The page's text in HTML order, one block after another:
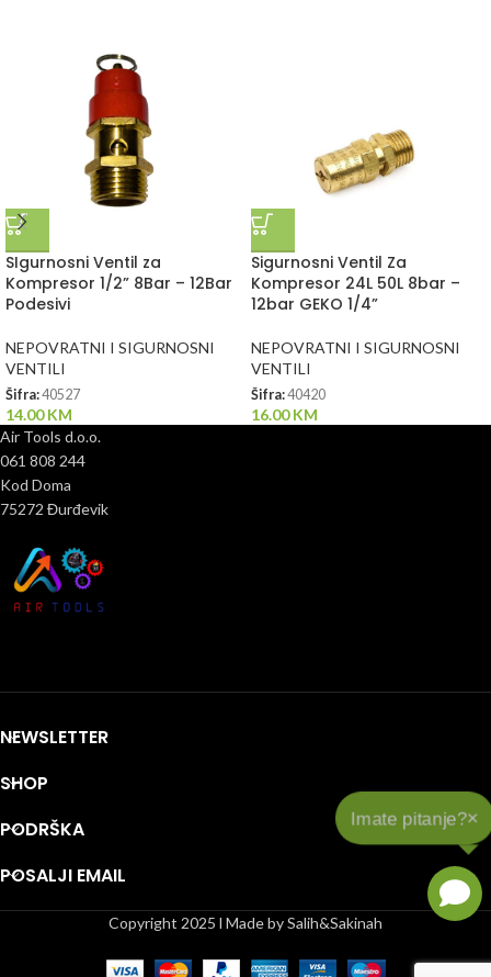
SIgurnosni Ventil za
Kompresor 1/2” 8Bar – 12Bar
Podesivi
NEPOVRATNI I SIGURNOSNI
VENTILI
Šifra:40527
14.00KM
Sigurnosni Ventil Za
Kompresor 24L 50L 8bar –
12bar GEKO 1/4”
NEPOVRATNI I SIGURNOSNI
VENTILI
Šifra:40420
16.00KM
Air Tools d.o.o.
061 808 244
Kod Doma
75272 Đurđevik
NEWSLETTER
SHOP
PODRŠKA
POSALJI EMAIL
Copyright 2025 l Made by Salih&Sakinah